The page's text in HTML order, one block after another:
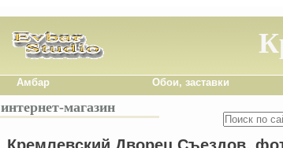
Амбар Обои, заставки
интернет-магазин